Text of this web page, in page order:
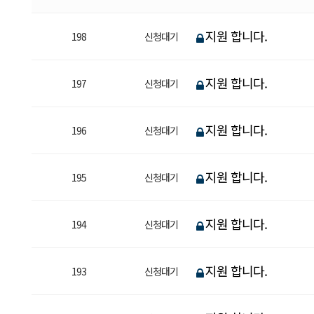
198 신청대기 지원 합니다.
197 신청대기 지원 합니다.
196 신청대기 지원 합니다.
195 신청대기 지원 합니다.
194 신청대기 지원 합니다.
193 신청대기 지원 합니다.